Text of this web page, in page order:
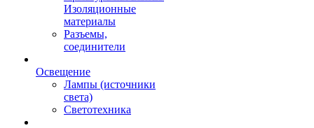
Изоляционные
материалы
Разъемы,
соединители
Освещение
Лампы (источники
света)
Светотехника